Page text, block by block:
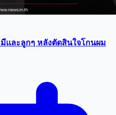
เเละลูกๆ หลังตัดสินใจโกนผม